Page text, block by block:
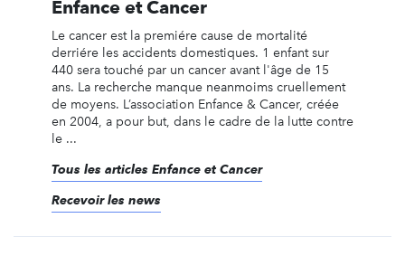
Enfance et Cancer
Le cancer est la premiére cause de mortalité
derriére les accidents domestiques. 1 enfant sur
440 sera touché par un cancer avant l'âge de 15
ans. La recherche manque neanmoims cruellement
de moyens. L’association Enfance & Cancer, créée
en 2004, a pour but, dans le cadre de la lutte contre
le ...
Tous les articles Enfance et Cancer
Recevoir les news